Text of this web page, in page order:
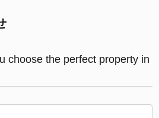
choose the perfect property in